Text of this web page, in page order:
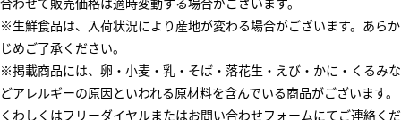
※生鮮食品は、入荷状況により産地が変わる場合がございます。あらか
じめご了承ください。
※掲載商品には、卵・小麦・乳・そば・落花生・えび・かに・くるみな
どアレルギーの原因といわれる原材料を含んでいる商品がございます。
くわしくはフリーダイヤルまたはお問い合わせフォームにてご連絡くだ